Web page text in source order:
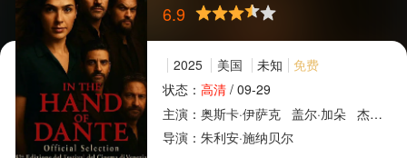
6.9
很差较差还行 推荐力荐
2025 美国 未知
免费
状态： 高清/ 09-29
主演： 奥斯卡·伊萨克 盖尔·加朵
杰森·莫玛
导演： 朱利安·施纳贝尔